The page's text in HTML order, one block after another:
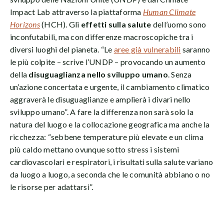
Impact Lab attraverso la piattaforma Human Climate
Horizons(HCH). Gli effetti sulla salute dell’uomo sono
inconfutabili, ma con differenze macroscopiche tra i
diversi luoghi del pianeta. “Le aree già vulnerabili saranno
le più colpite – scrive l’UNDP – provocando un aumento
della disuguaglianza nello sviluppo umano. Senza
un’azione concertata e urgente, il cambiamento climatico
aggraverà le disuguaglianze e amplierà i divari nello
sviluppo umano”. A fare la differenza non sarà solo la
natura del luogo e la collocazione geografica ma anche la
ricchezza: “sebbene temperature più elevate e un clima
più caldo mettano ovunque sotto stress i sistemi
cardiovascolari e respiratori, i risultati sulla salute variano
da luogo a luogo, a seconda che le comunità abbiano o no
le risorse per adattarsi”.